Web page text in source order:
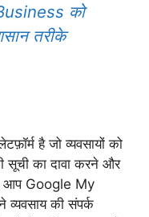
को
तरीके
है जो व्यवसायों को
सूची का दावा करने और
आप Google My
की संपर्क